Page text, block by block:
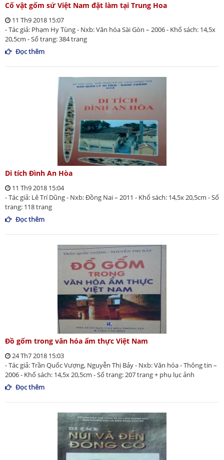
Cổ vật gốm sứ Việt Nam đặt làm tại Trung Hoa
11 Th9 2018 15:07
- Tác giả: Phạm Hy Tùng - Nxb: Văn hóa Sài Gòn – 2006 - Khổ sách: 14,5x
20,5cm - Số trang: 384 trang
Đọc thêm
Di tích Đình An Hòa
11 Th9 2018 15:04
- Tác giả: Lê Trí Dũng - Nxb: Đồng Nai – 2011 - Khổ sách: 14,5x 20,5cm - Số
trang: 118 trang
Đọc thêm
Đồ gốm trong văn hóa ẩm thực Việt Nam
24 Th7 2018 15:03
- Tác giả: Trần Quốc Vượng, Nguyễn Thị Bảy - Nxb: Văn hóa - Thông tin –
2006 - Khổ sách: 14,5x 20,5cm - Số trang: 207 trang + phụ lục ảnh
Đọc thêm